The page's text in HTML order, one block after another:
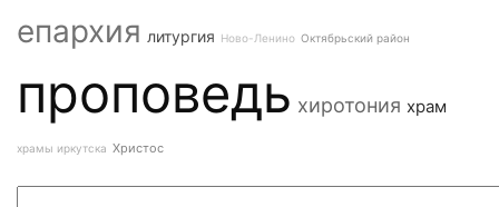
епархия литургия Ново-Ленино Октябрьский район
проповедь хиротония храм
храмы иркутска Христос